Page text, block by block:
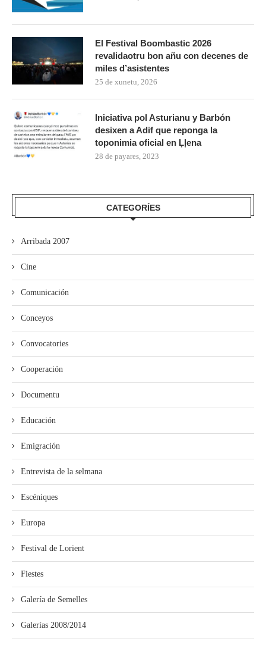
El Festival Boombastic 2026
revalidaotru bon añu con decenes de
miles d’asistentes
25 de xunetu, 2026
Iniciativa pol Asturianu y Barbón
desixen a Adif que reponga la
toponimia oficial en Ḷḷena
28 de payares, 2023
CATEGORÍES
Arribada 2007
Cine
Comunicación
Conceyos
Convocatories
Cooperación
Documentu
Educación
Emigración
Entrevista de la selmana
Escéniques
Europa
Festival de Lorient
Fiestes
Galería de Semelles
Galerías 2008/2014